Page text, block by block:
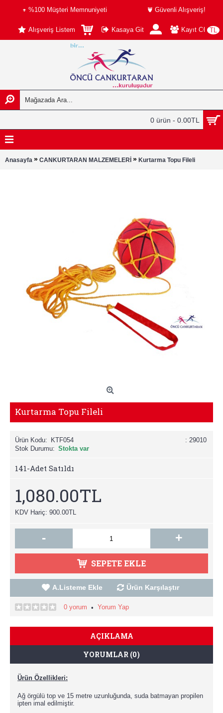
%100 Müşteri Memnuniyeti Güvenli Alışveriş!
TL
Alışveriş Listem Kasaya Git Kayıt Ol
0 ürün - 0.00TL
Anasayfa » CANKURTARAN MALZEMELERİ » Kurtarma Topu Fileli
Kurtarma Topu Fileli
: 29010
Ürün Kodu:
KTF054
Stok Durumu: Stokta var
141-Adet Satıldı
1,080.00TL
KDV Hariç: 900.00TL
- +
SEPETE EKLE
A.Listeme Ekle Ürün Karşılaştır
0 yorum • Yorum Yap
AÇIKLAMA
YORUMLAR (0)
Ürün Özellikleri:
Ağ örgülü top ve 15 metre uzunluğunda, suda batmayan propilen
ipten imal edilmiştir.